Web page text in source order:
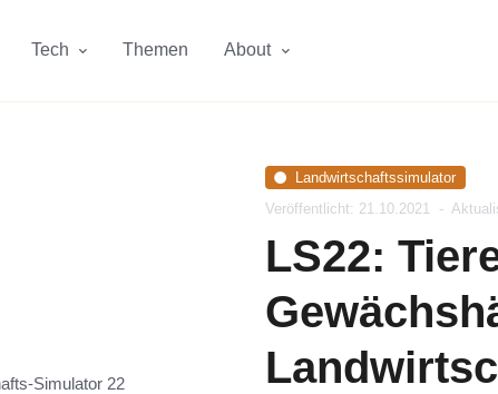
Tech Themen About
Landwirtschaftssimulator
Veröffentlicht: 21.10.2021 -
LS22: